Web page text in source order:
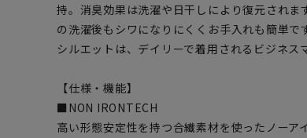
持。消臭効果は洗濯や日干しにより復元され
の洗濯後もシワになりにくくお手入れも簡単で
シルエットは、デイリーで着用されるビジネス
【仕様・機能】
■NON IRONTECH
高い形態安定性を持つ合繊素材を使ったノーア